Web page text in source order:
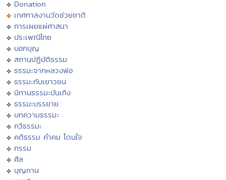
Donation
เทศกาลงานวัดช่วยชาติ
การเผยแผ่ศาสนา
ประเพณีไทย
บอกบุญ
สถานปฏิบัติธรรม
ธรรมะจากหลวงพ่อ
ธรรมะกับเยาวชน
นิทานธรรมะบันเทิง
ธรรมะบรรยาย
บทความธรรมะ
กวีธรรมะ
คติธรรม คำคม โดนใจ
กรรม
ศีล
บุญทาน